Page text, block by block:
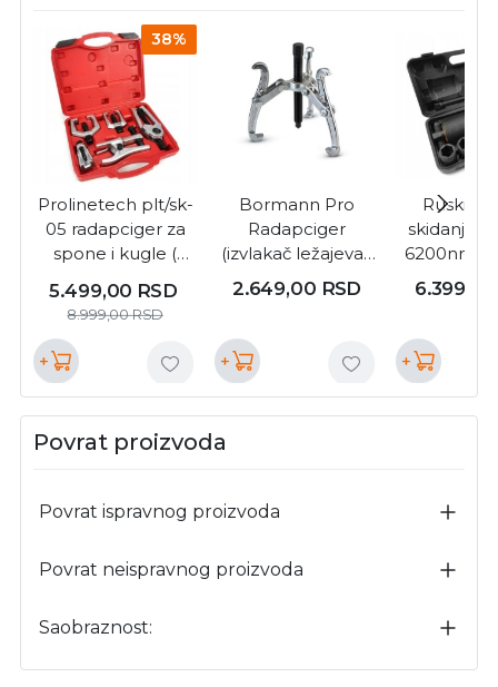
38%
Prolinetech plt/sk-
05 radapciger za
spone i kugle (
5.499,00 RSD
8.999,00RSD
+
Bormann Pro
Radapciger
(izvlakač ležajeva),
trokraki 75mm-
100mm-150mm (
2.649,00 RSD
+
Ruski
skidanje
6200nm
+
Povrat proizvoda
Povrat ispravnog proizvoda
Povrat neispravnog proizvoda
Saobraznost: